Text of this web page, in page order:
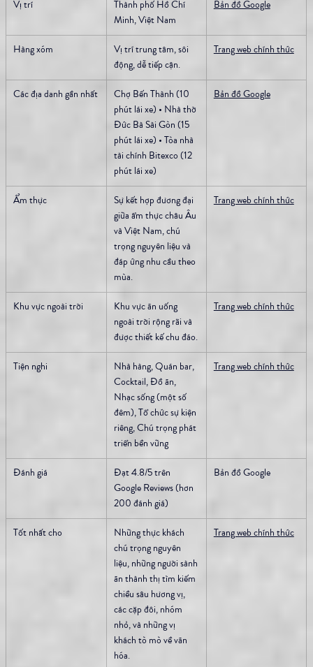
Vị trí
Thành phố Hồ Chí
Minh, Việt Nam
Bản đồ Google
Hàng xóm
Vị trí trung tâm, sôi
động, dễ tiếp cận.
Trang web chính thức
Các địa danh gần nhất
Chợ Bến Thành (10
phút lái xe) • Nhà thờ
Đức Bà Sài Gòn (15
phút lái xe) • Tòa nhà
tài chính Bitexco (12
phút lái xe)
Bản đồ Google
Ẩm thực
Sự kết hợp đương đại
giữa ẩm thực châu Âu
và Việt Nam, chú
trọng nguyên liệu và
đáp ứng nhu cầu theo
mùa.
Trang web chính thức
Khu vực ngoài trời
Khu vực ăn uống
ngoài trời rộng rãi và
được thiết kế chu đáo.
Trang web chính thức
Tiện nghi
Nhà hàng, Quán bar,
Cocktail, Đồ ăn,
Nhạc sống (một số
đêm), Tổ chức sự kiện
riêng, Chú trọng phát
triển bền vững
Trang web chính thức
Đánh giá
Đạt 4.8/5 trên
Google Reviews (hơn
200 đánh giá)
Bản đồ Google
Tốt nhất cho
Những thực khách
chú trọng nguyên
liệu, những người sành
ăn thành thị tìm kiếm
chiều sâu hương vị,
các cặp đôi, nhóm
nhỏ, và những vị
khách tò mò về văn
hóa.
Trang web chính thức